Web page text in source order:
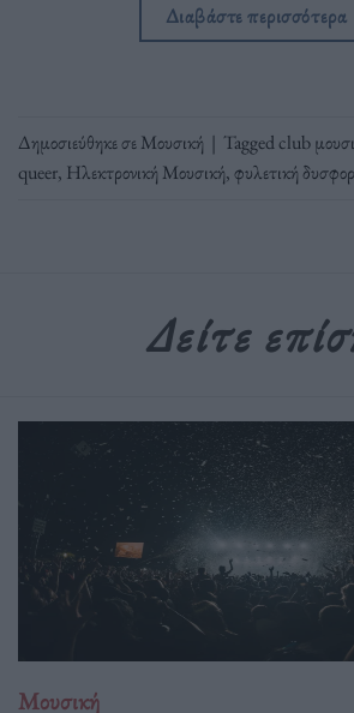
Διαβάστε περισσότερα
Δημοσιεύθηκε σεΜουσική | Taggedclub
queer, Ηλεκτρονική Μουσική,φυλετική
Δείτε
Μουσική